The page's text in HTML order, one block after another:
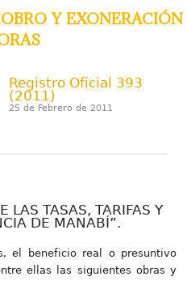
y exoneración
Registro Oficial 393
(2011)
25 de Febrero de 2011
LAS TASAS, TARIFAS Y
DE MANABÍ”.
el beneficio real o presuntivo
ellas las siguientes obras y